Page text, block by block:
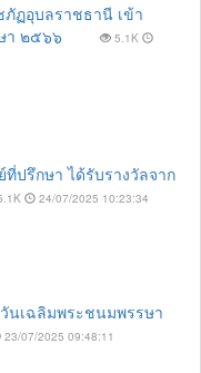
ฏอุบลราชธานี เข้า
า ๒๕๖๖
5.1K
ปรึกษา ได้รับรางวัลจาก
24/07/2025 10:23:34
นเฉลิมพระชนมพรรษา
23/07/2025 09:48:11